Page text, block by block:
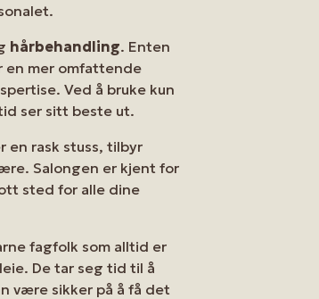
hårbehandling. Enten
en mer omfattende
Ved å bruke kun
ser sitt beste ut.
en rask stuss, tilbyr
Salongen er kjent for
sted for alle dine
fagfolk som alltid er
De tar seg tid til å
være sikker på å få det